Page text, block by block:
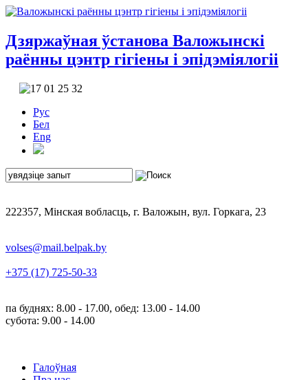
Дзяржаўная ўстанова Валожынскі
раённы цэнтр гігіены і эпідэміялогіі
Рус
Бел
Eng
222357, Мінская вобласць, г. Валожын, вул. Горкага, 23
volses@mail.belpak.by
+375 (17) 725-50-33
па буднях: 8.00 - 17.00, обед: 13.00 - 14.00
субота: 9.00 - 14.00
Галоўная